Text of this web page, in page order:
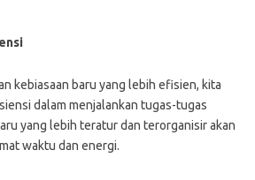
kebiasaan baru yang lebih efisien, kita
dalam menjalankan tugas-tugas
yang lebih teratur dan terorganisir akan
waktu dan energi.